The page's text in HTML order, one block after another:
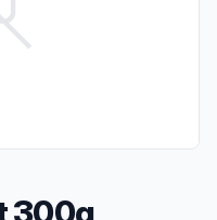
300g